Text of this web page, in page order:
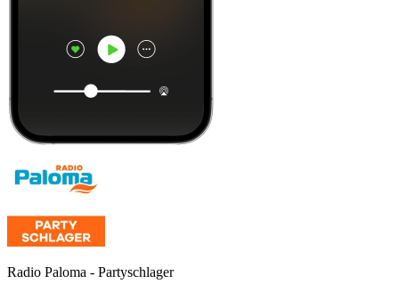
Radio Paloma - Partyschlager